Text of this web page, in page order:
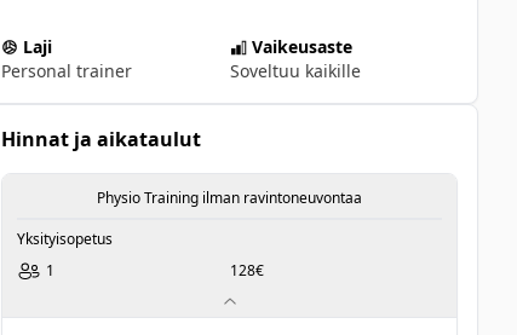
Laji
Personal trainer
Vaikeusaste
Soveltuu kaikille
Hinnat ja aikataulut
Physio Training ilman ravintoneuvontaa
Yksityisopetus
1
128€